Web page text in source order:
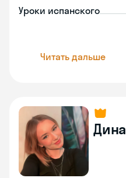
Уроки испанского
Читать дальше
Дина